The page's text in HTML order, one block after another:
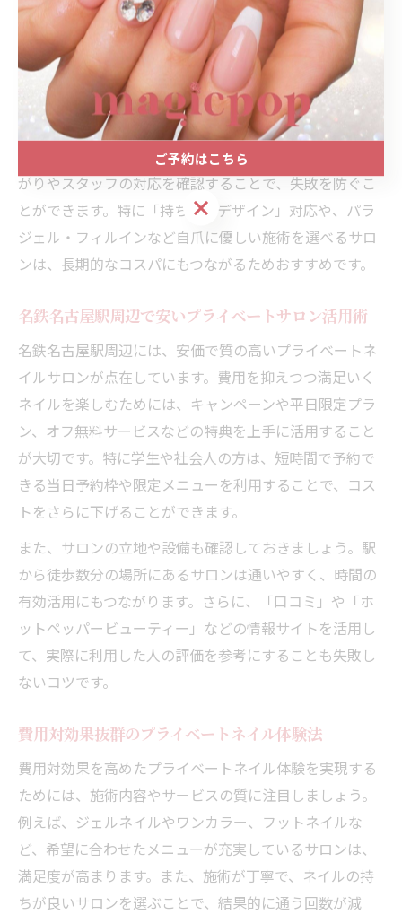
は、単に料金が安いかどうかだけでなく、施術の持ちや
仕上がりの美しさ、オフやケアの丁寧さなどを総合的に
評価することが重要です。
例えば、定額コースや初回限定メニューを活用すれば、
トレンド感のあるデザインやジェルネイルも手頃に楽し
める場合が多いです。また、口コミやSNSで実際の仕上
がりやスタッフの対応を確認することで、失敗を防ぐこ
とができます。特に「持ち込みデザイン」対応や、パラ
ジェル・フィルインなど自爪に優しい施術を選べるサロ
ンは、長期的なコスパにもつながるためおすすめです。
名鉄名古屋駅周辺で安いプライベートサロン活用術
名鉄名古屋駅周辺には、安価で質の高いプライベートネ
イルサロンが点在しています。費用を抑えつつ満足いく
ネイルを楽しむためには、キャンペーンや平日限定プラ
ン、オフ無料サービスなどの特典を上手に活用すること
が大切です。特に学生や社会人の方は、短時間で予約で
きる当日予約枠や限定メニューを利用することで、コス
トをさらに下げることができます。
また、サロンの立地や設備も確認しておきましょう。駅
から徒歩数分の場所にあるサロンは通いやすく、時間の
有効活用にもつながります。さらに、「口コミ」や「ホ
ットペッパービューティー」などの情報サイトを活用し
て、実際に利用した人の評価を参考にすることも失敗し
ないコツです。
費用対効果抜群のプライベートネイル体験法
費用対効果を高めたプライベートネイル体験を実現する
ためには、施術内容やサービスの質に注目しましょう。
例えば、ジェルネイルやワンカラー、フットネイルな
ど、希望に合わせたメニューが充実しているサロンは、
満足度が高まります。また、施術が丁寧で、ネイルの持
ちが良いサロンを選ぶことで、結果的に通う回数が減
ご予約はこちら
ご予約はこちら